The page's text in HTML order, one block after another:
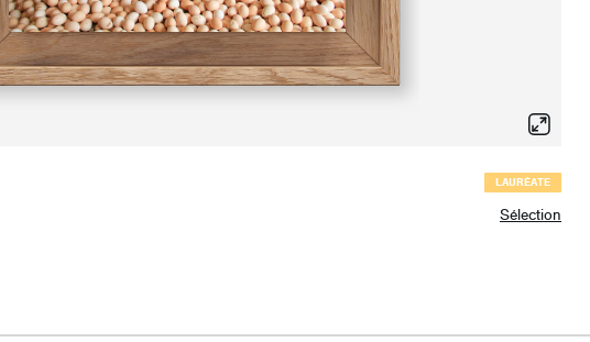
LAURÉATE
Sélection